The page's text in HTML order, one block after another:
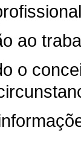
ao
o